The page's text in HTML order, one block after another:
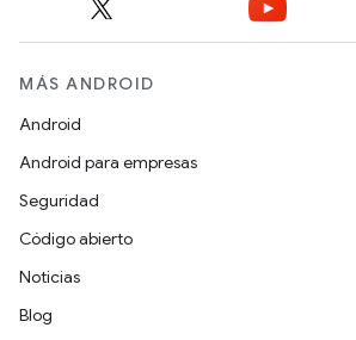
MÁS ANDROID
Android
Android para empresas
Seguridad
Código abierto
Noticias
Blog